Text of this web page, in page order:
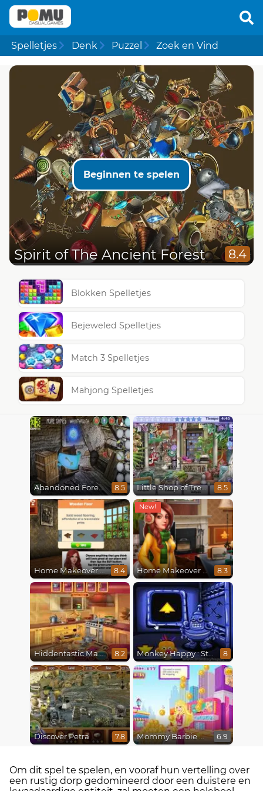
Spelletjes Denk Puzzel Zoek en Vind
Beginnen te spelen
Spirit of The Ancient Forest 8.4
Blokken Spelletjes
Bejeweled Spelletjes
Match 3 Spelletjes
Mahjong Spelletjes
Abandoned Forest House 8.5 Little Shop of Treasures 8.5
Home Makeover Hidden Object 8.4 Home Makeover 2 Hidden Object 8.3
Hiddentastic Mansion 8.2 Monkey Happy : Stage 0112 8
Discover Petra 7.8 Mommy Barbie Go Shopping 6.9
Om dit spel te spelen, en vooraf hun vertelling over
een rustig dorp gedomineerd door een duistere en